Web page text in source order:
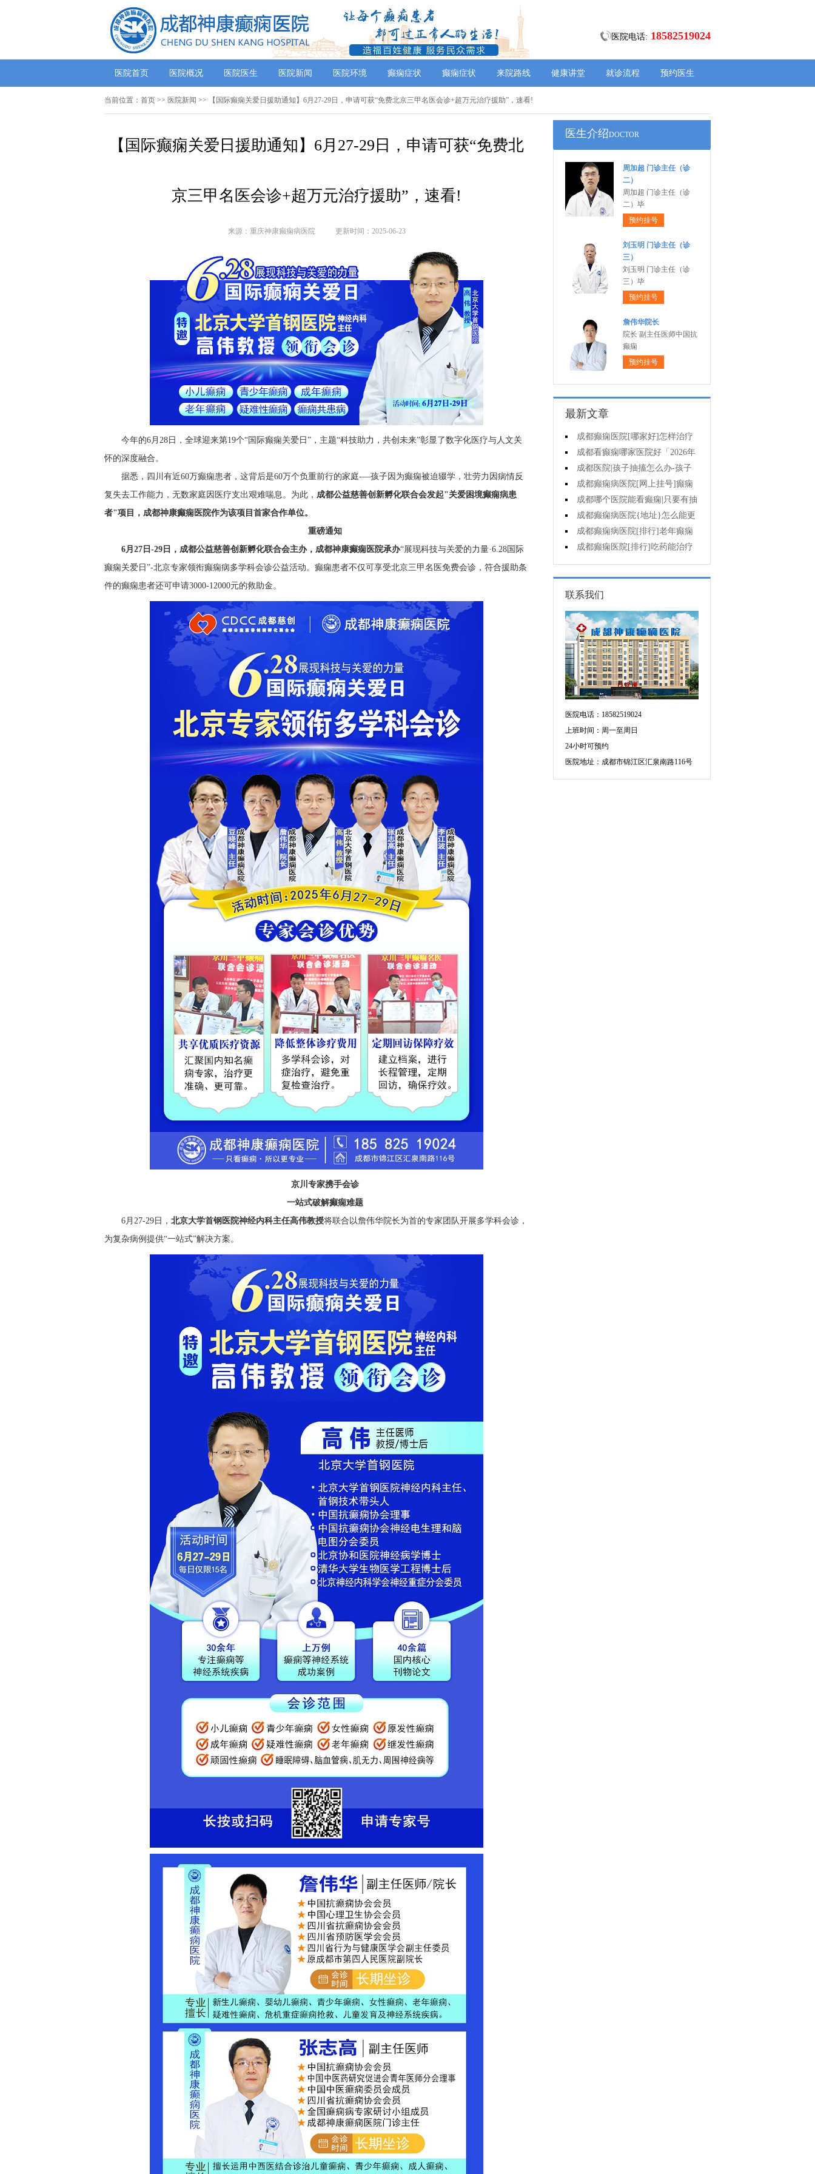
医院电话: 18582519024
医院首页 医院概况 医院医生 医院新闻 医院环境 癫痫症状 癫痫症状 来院路线 健康讲堂 就诊流程 预约医生
当前位置： 首页 >> 医院新闻 >> 【国际癫痫关爱日援助通知】6月27-29日，申请可获“免费北京三甲名医会诊+超万元治疗援助”，速看!
【国际癫痫关爱日援助通知】6月27-29日，申请可获“免费北
京三甲名医会诊+超万元治疗援助”，速看!
来源：重庆神康癫痫病医院 更新时间：2025-06-23
今年的6月28日，全球迎来第19个“国际癫痫关爱日”，主题“科技助力，共创未来”彰显了数字化医疗与人文关
怀的深度融合。
据悉，四川有近60万癫痫患者，这背后是60万个负重前行的家庭-—孩子因为癫痫被迫辍学，壮劳力因病情反
复失去工作能力，无数家庭因医疗支出艰难喘息。为此， 成都公益慈善创新孵化联合会发起"关爱困境癫痫病患
者"项目，成都神康癫痫医院作为该项目首家合作单位。
重磅通知
6月27日-29日，成都公益慈善创新孵化联合会主办，成都神康癫痫医院承办“展现科技与关爱的力量·6.28国际
癫痫关爱日”-北京专家领衔癫痫病多学科会诊公益活动。癫痫患者不仅可享受北京三甲名医免费会诊，符合援助条
件的癫痫患者还可申请3000-12000元的救助金。
京川专家携手会诊
一站式破解癫痫难题
6月27-29日， 北京大学首钢医院神经内科主任高伟教授将联合以詹伟华院长为首的专家团队开展多学科会诊，
为复杂病例提供“一站式”解决方案。
医生介绍DOCTOR
周加超 门诊主任（诊
二）
周加超 门诊主任（诊
二）毕
预约挂号
刘玉明 门诊主任（诊
三）
刘玉明 门诊主任（诊
三）毕
预约挂号
詹伟华院长
院长 副主任医师中国抗
癫痫
预约挂号
最新文章
成都癫痫医院[哪家好]怎样治疗
癫痫可以好?
成都看癫痫哪家医院好「2026年
度公布」癫痫病人的饮食禁忌
成都医院|孩子抽搐怎么办-孩子
得癫痫后能出门吗?
成都癫痫病医院[网上挂号]癫痫
对孩子的伤害有什么?
成都哪个医院能看癫痫|只要有抽
搐就是癫痫病吗?
成都癫痫病医院{地址}怎么能更
有效治癫痫?
成都癫痫病医院[排行]老年癫痫
增多的原因是什么?
成都癫痫医院[排行]吃药能治疗
好癫痫吗?
联系我们
医院电话：18582519024
上班时间：周一至周日
24小时可预约
医院地址：成都市锦江区汇泉南路116号